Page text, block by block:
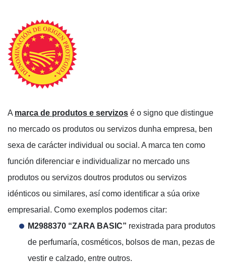
A marca de produtos e servizos é o signo que distingue
no mercado os produtos ou servizos dunha empresa, ben
sexa de carácter individual ou social. A marca ten como
función diferenciar e individualizar no mercado uns
produtos ou servizos doutros produtos ou servizos
idénticos ou similares, así como identificar a súa orixe
empresarial. Como exemplos podemos citar:
M2988370 “ZARA BASIC” rexistrada para produtos
de perfumaría, cosméticos, bolsos de man, pezas de
vestir e calzado, entre outros.